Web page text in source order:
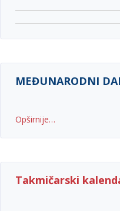
MEĐUNARODNI
Opširnije…
Takmičarski